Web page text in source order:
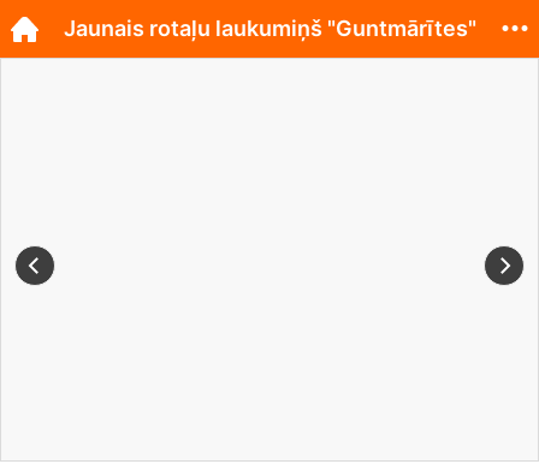
Jaunais rotaļu laukumiņš "Guntmārītes"